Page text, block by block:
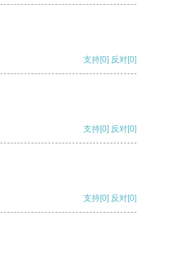
支持[0] 反对[0]
支持[0] 反对[0]
支持[0] 反对[0]